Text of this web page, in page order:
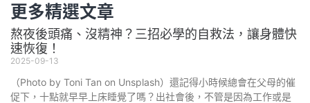
更多精選文章
熬夜後頭痛、沒精神？三招必學的自救法，讓身體快
速恢復！
2025-09-13
（Photo by Toni Tan on Unsplash）還記得小時候總會在父母的催
促下，十點就早早上床睡覺了嗎？出社會後，不管是因為工作或是